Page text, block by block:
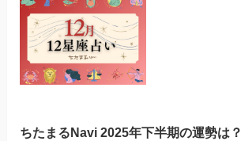
ちたまるNavi 2025年下半期の運勢は？